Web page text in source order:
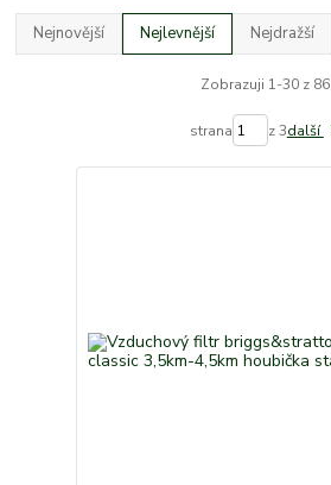
Nejnovější Nejlevnější Nejdražší
Zobrazuji 1-30 z 86
strana z 3další